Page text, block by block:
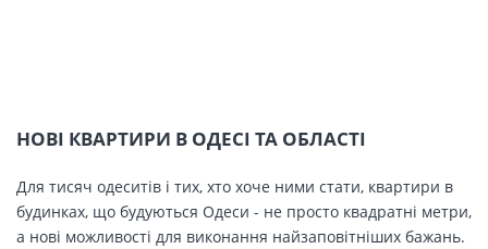
НОВІ КВАРТИРИ В ОДЕСІ ТА ОБЛАСТІ
Для тисяч одеситів і тих, хто хоче ними стати, квартири в
будинках, що будуються Одеси - не просто квадратні метри,
а нові можливості для виконання найзаповітніших бажань.